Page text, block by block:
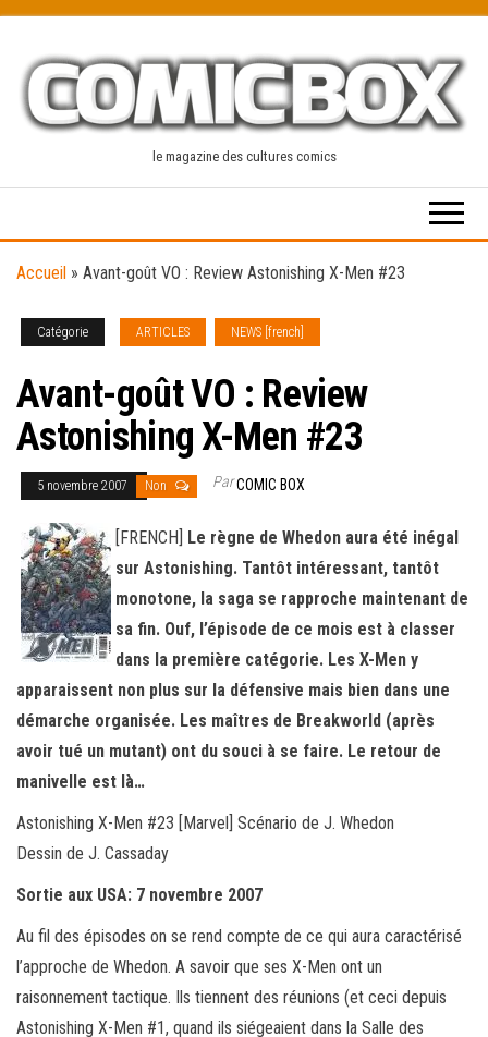
content
le magazine des cultures comics
Accueil » Avant-goût VO : Review Astonishing X-Men #23
Catégorie ARTICLES NEWS [french]
Avant-goût VO : Review
Astonishing X-Men #23
5 novembre 2007 Non ParCOMIC BOX
[FRENCH] Le règne de Whedon aura été inégal
sur Astonishing. Tantôt intéressant, tantôt
monotone, la saga se rapproche maintenant de
sa fin. Ouf, l’épisode de ce mois est à classer
dans la première catégorie. Les X-Men y
apparaissent non plus sur la défensive mais bien dans une
démarche organisée. Les maîtres de Breakworld (après
avoir tué un mutant) ont du souci à se faire. Le retour de
manivelle est là…
Astonishing X-Men #23 [Marvel] Scénario de J. Whedon
Dessin de J. Cassaday
Sortie aux USA: 7 novembre 2007
Au fil des épisodes on se rend compte de ce qui aura caractérisé
l’approche de Whedon. A savoir que ses X-Men ont un
raisonnement tactique. Ils tiennent des réunions (et ceci depuis
Astonishing X-Men #1, quand ils siégeaient dans la Salle des